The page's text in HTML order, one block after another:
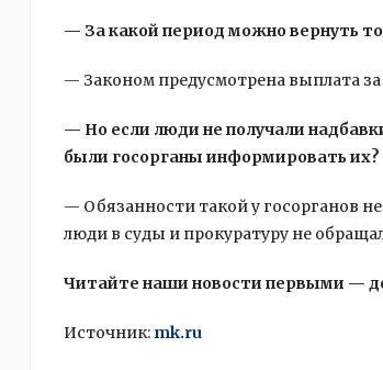
— За какой период можно вернуть
— Законом предусмотрена выплата за
— Но если люди не получали
были госорганы информировать их?
— Обязанности такой у госорганов
люди в суды и прокуратуру не
Читайте наши новости первыми —
Источник: mk.ru